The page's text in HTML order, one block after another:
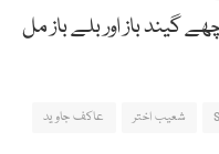
باز اور بلے باز مل
شعیب اختر
عاکف جاوید